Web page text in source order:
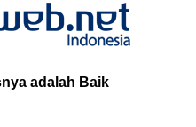
adalah Baik